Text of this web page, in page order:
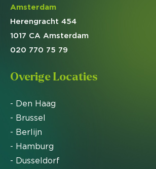
Amsterdam
Herengracht 454
1017 CA Amsterdam
020 770 75 79
Overige Locaties
- Den Haag
- Brussel
- Berlijn
- Hamburg
- Dusseldorf